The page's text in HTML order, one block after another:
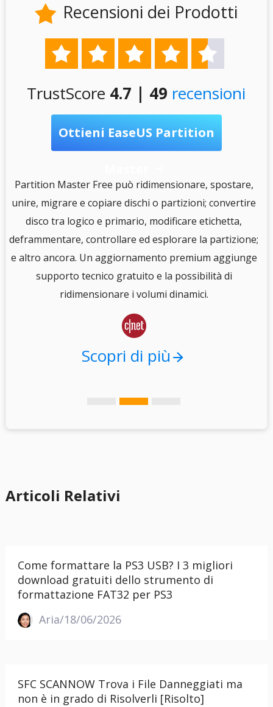
 Recensioni dei Prodotti
    
TrustScore 4.7 | 49 recensioni
Ottieni EaseUS Partition
Partition Master Free può ridimensionare, spostare,
unire, migrare e copiare dischi o partizioni; convertire
disco tra logico e primario, modificare etichetta,
deframmentare, controllare ed esplorare la partizione;
e altro ancora. Un aggiornamento premium aggiunge
supporto tecnico gratuito e la possibilità di
ridimensionare i volumi dinamici.

Scopri di più
Articoli Relativi
Come formattare la PS3 USB? I 3 migliori
download gratuiti dello strumento di
formattazione FAT32 per PS3
Aria/18/06/2026
SFC SCANNOW Trova i File Danneggiati ma
non è in grado di Risolverli [Risolto]